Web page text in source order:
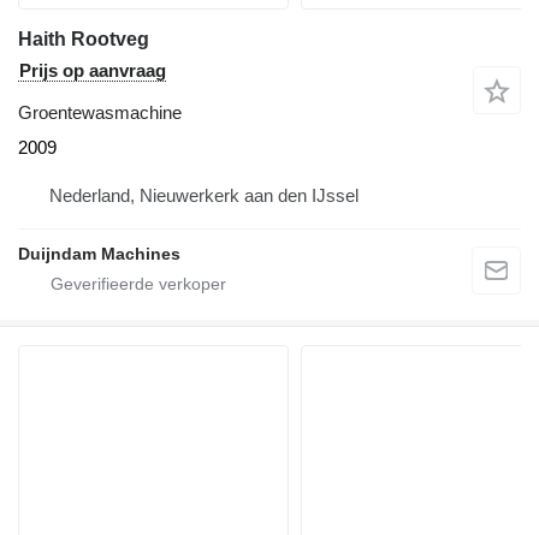
Haith Rootveg
Prijs op aanvraag
Groentewasmachine
2009
Nederland, Nieuwerkerk aan den IJssel
Duijndam Machines